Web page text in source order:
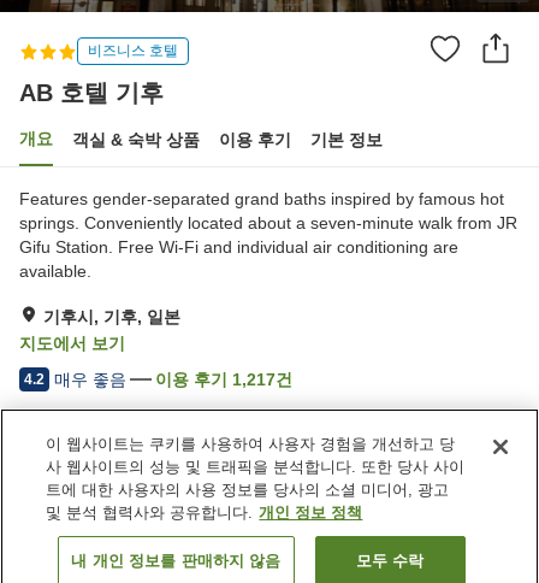
비즈니스 호텔
AB 호텔 기후
개요 객실 & 숙박 상품 이용 후기 기본 정보
Features gender-separated grand baths inspired by famous hot
springs. Conveniently located about a seven-minute walk from JR
Gifu Station. Free Wi-Fi and individual air conditioning are
available.
기후시, 기후, 일본
지도에서 보기
4.2 매우 좋음 이용 후기 1,217건
숙소 편의 시설/서비스
스파 / 미용실
자동판매기
대욕장
세탁 (유료)
일본 기후 기후시 AB 호텔 기후
객실 보기
이 웹사이트는 쿠키를 사용하여 사용자 경험을 개선하고 당
사 웹사이트의 성능 및 트래픽을 분석합니다. 또한 당사 사이
트에 대한 사용자의 사용 정보를 당사의 소셜 미디어, 광고
및 분석 협력사와 공유합니다. 개인 정보 정책
내 개인 정보를 판매하지 않음 모두 수락